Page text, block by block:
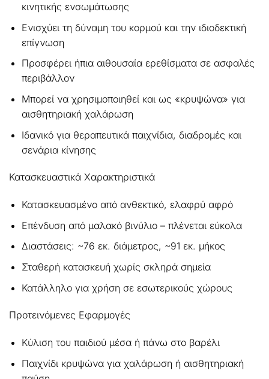
κινητικής ενσωμάτωσης
Ενισχύει τη δύναμη του κορμού και την ιδιοδεκτική
επίγνωση
Προσφέρει ήπια αιθουσαία ερεθίσματα σε ασφαλές
περιβάλλον
Μπορεί να χρησιμοποιηθεί και ως «κρυψώνα» για
αισθητηριακή χαλάρωση
Ιδανικό για θεραπευτικά παιχνίδια, διαδρομές και
σενάρια κίνησης
Κατασκευαστικά Χαρακτηριστικά
Κατασκευασμένο από ανθεκτικό, ελαφρύ αφρό
Επένδυση από μαλακό βινύλιο – πλένεται εύκολα
Διαστάσεις: ~76 εκ. διάμετρος, ~91 εκ. μήκος
Σταθερή κατασκευή χωρίς σκληρά σημεία
Κατάλληλο για χρήση σε εσωτερικούς χώρους
Προτεινόμενες Εφαρμογές
Κύλιση του παιδιού μέσα ή πάνω στο βαρέλι
Παιχνίδι κρυψώνα για χαλάρωση ή αισθητηριακή